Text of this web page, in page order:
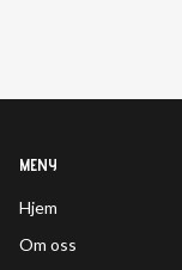
MENY
Hjem
Om oss